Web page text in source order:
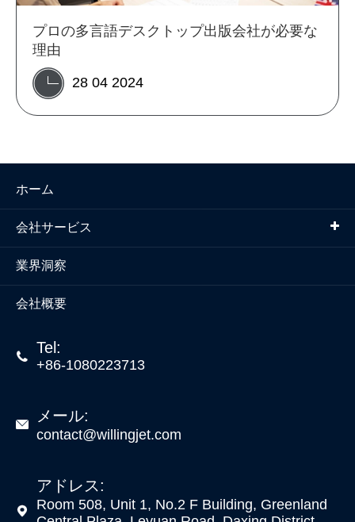
プロの多言語デスクトップ出版会社が必要な
理由
28 04 2024
ホーム
会社サービス
業界洞察
会社概要
 Tel:
+86-1080223713
 メール:
contact@willingjet.com

アドレス:
Room 508, Unit 1, No.2 F Building, Greenland